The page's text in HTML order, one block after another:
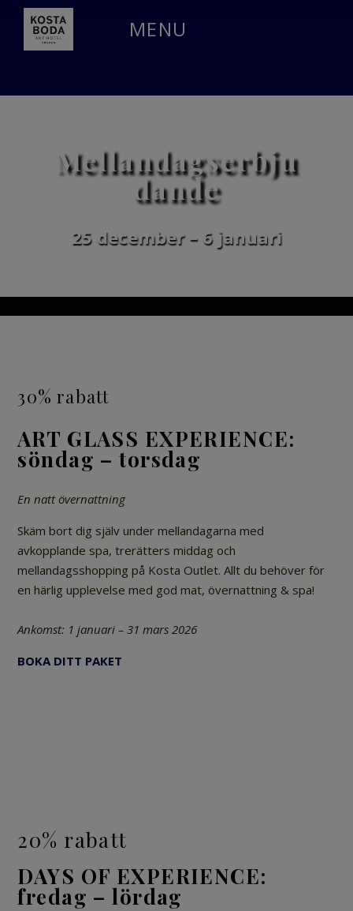
MENU
Mellandagserbju
dande
25 december – 6 januari
30% rabatt
ART GLASS EXPERIENCE:
söndag – torsdag
En natt övernattning
Skäm bort dig själv under mellandagarna med
avkopplande spa, trerätters middag och
mellandagsshopping på Kosta Outlet. Allt du behöver för
en härlig upplevelse med god mat, övernattning & spa!
Ankomst: 1 januari – 31 mars 2026
BOKA DITT PAKET
20% rabatt
DAYS OF EXPERIENCE:
fredag – lördag